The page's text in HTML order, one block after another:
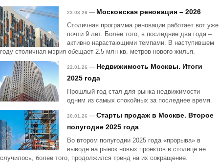
23.03.26 — Московская реновация – 2026
Столичная программа реновации работает вот уже
почти 9 лет. Более того, в последние два года –
активно нарастающими темпами. В наступившем
году столичная мэрия обещает 2.5 млн кв. метров нового жилья.
22.01.26 — Недвижимость Москвы. Итоги
2025 года
Прошлый год стал для рынка недвижимости
одним из самых спокойных за последнее время.
20.01.26 — Старты продаж в Москве. Второе
полугодие 2025 года
Во втором полугодии 2025 года «прорыва» в
выводе на рынок новых проектов в столице не
случилось, более того, продолжился тренд на их сокращение.